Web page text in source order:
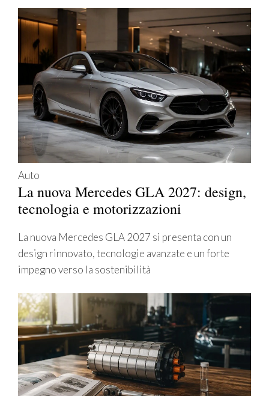
Auto
La nuova Mercedes GLA 2027: design,
tecnologia e motorizzazioni
La nuova Mercedes GLA 2027 si presenta con un
design rinnovato, tecnologie avanzate e un forte
impegno verso la sostenibilità